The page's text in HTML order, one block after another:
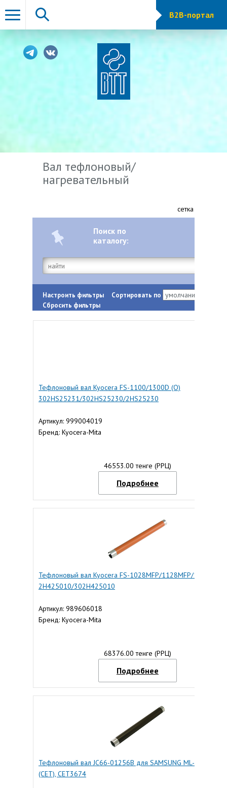
B2B-портал
Вал тефлоновый/
нагревательный
сетка показа
Поиск по
каталогу:
Настроить фильтры Сортировать по
Сбросить фильтры
Тефлоновый вал Kyocera FS-1100/1300D (О)
302HS25231/302HS25230/2HS25230
Артикул: 999004019
Бренд: Kyocera-Mita
46553.00 тенге (РРЦ)
Подробнее
Тефлоновый вал Kyocera FS-1028MFP/1128MFP/1350DN
2H425010/302H425010
Артикул: 989606018
Бренд: Kyocera-Mita
68376.00 тенге (РРЦ)
Подробнее
Тефлоновый вал JC66-01256B для SAMSUNG ML-2851ND
(CET), CET3674